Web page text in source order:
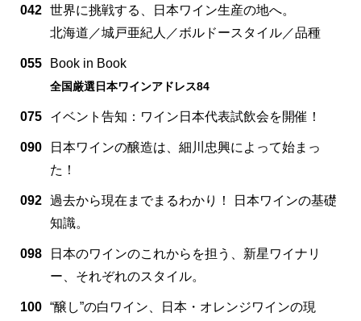
042 世界に挑戦する、日本ワイン生産の地へ。
北海道／城戸亜紀人／ボルドースタイル／品種
055 Book in Book
全国厳選日本ワインアドレス84
075 イベント告知：ワイン日本代表試飲会を開催！
090
日本ワインの醸造は、細川忠興によって始まっ
た！
092 過去から現在までまるわかり！ 日本ワインの基礎
知識。
098
日本のワインのこれからを担う、新星ワイナリ
ー、それぞれのスタイル。
100 “醸し”の白ワイン、日本・オレンジワインの現